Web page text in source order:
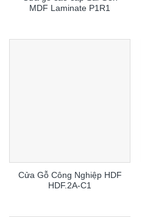
MDF Laminate P1R1
Cửa Gỗ Công Nghiệp HDF
HDF.2A-C1